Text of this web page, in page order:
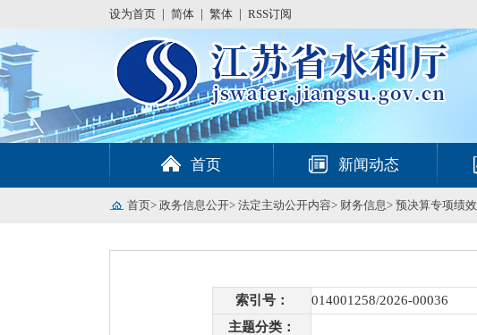
设为首页 简体 繁体 RSS订阅
首页 新闻动态
首页> 政务信息公开> 法定主动公开内容> 财务信息> 预决算专项绩效
索引号： 014001258/2026-00036
主题分类：